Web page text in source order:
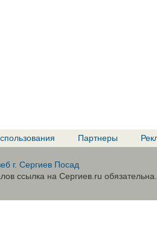
Партнеры
г. Сергиев Посад
ссылка на Сергиев.ru обязательна.